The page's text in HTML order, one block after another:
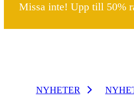
Missa inte! Upp till 50%
NYHETER